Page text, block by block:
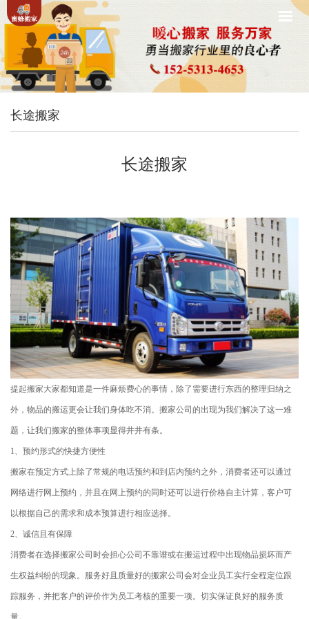
长途搬家
长途搬家
提起搬家大家都知道是一件麻烦费心的事情，除了需要进行东西的整理归纳之
外，物品的搬运更会让我们身体吃不消。搬家公司的出现为我们解决了这一难
题，让我们搬家的整体事项显得井井有条。
1、预约形式的快捷方便性
搬家在预定方式上除了常规的电话预约和到店内预约之外，消费者还可以通过
网络进行网上预约，并且在网上预约的同时还可以进行价格自主计算，客户可
以根据自己的需求和成本预算进行相应选择。
2、诚信且有保障
消费者在选择搬家公司时会担心公司不靠谱或在搬运过程中出现物品损坏而产
生权益纠纷的现象。服务好且质量好的搬家公司会对企业员工实行全程定位跟
踪服务，并把客户的评价作为员工考核的重要一项。切实保证良好的服务质
量。